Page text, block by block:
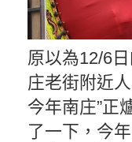
原以為12/6
庄老街附近
今年南庄”正
了一下，今